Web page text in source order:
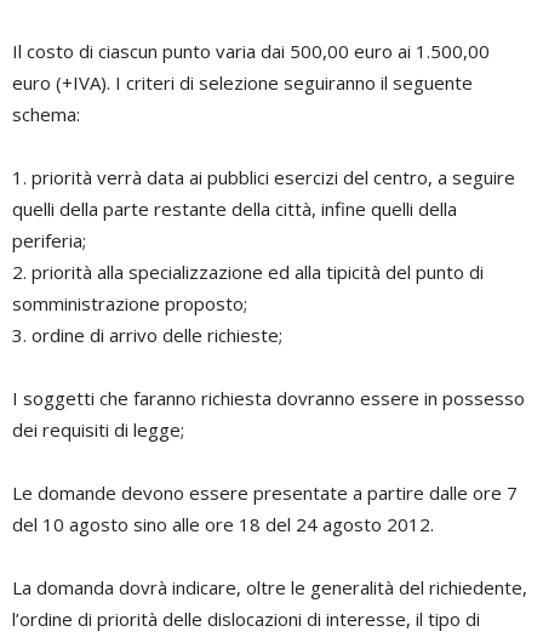
Il costo di ciascun punto varia dai 500,00 euro ai 1.500,00
euro (+IVA). I criteri di selezione seguiranno il seguente
schema:
1. priorità verrà data ai pubblici esercizi del centro, a seguire
quelli della parte restante della città, infine quelli della
periferia;
2. priorità alla specializzazione ed alla tipicità del punto di
somministrazione proposto;
3. ordine di arrivo delle richieste;
I soggetti che faranno richiesta dovranno essere in possesso
dei requisiti di legge;
Le domande devono essere presentate a partire dalle ore 7
del 10 agosto sino alle ore 18 del 24 agosto 2012.
La domanda dovrà indicare, oltre le generalità del richiedente,
l’ordine di priorità delle dislocazioni di interesse, il tipo di